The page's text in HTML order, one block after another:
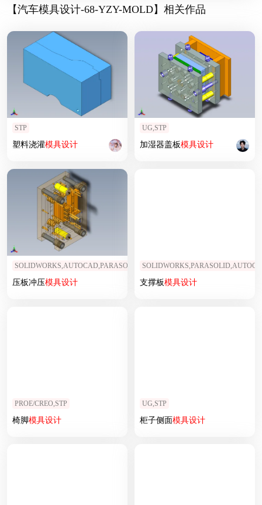
【汽车模具设计-68-YZY-MOLD】相关作品
STP
塑料浇灌模具设计
UG,STP
加湿器盖板模具设计
SOLIDWORKS,AUTOCAD,PARASOLID
压板冲压模具设计 支撑板模具设计
PROE/CREO,STP
椅脚模具设计
UG,STP
柜子侧面模具设计